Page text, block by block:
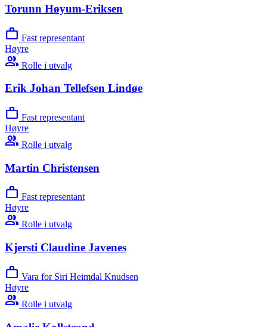
Torunn Høyum-Eriksen
work Fast representant
Høyre
group Rolle i utvalg
Erik Johan Tellefsen Lindøe
work Fast representant
Høyre
group Rolle i utvalg
Martin Christensen
work Fast representant
Høyre
group Rolle i utvalg
Kjersti Claudine Javenes
work Vara for Siri Heimdal Knudsen
Høyre
group Rolle i utvalg